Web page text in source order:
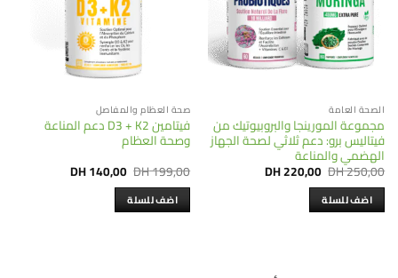
الصحة العامة
مجموعة المورينجا والبروبيوتيك من
فيتاليس برو: دعم ثلاثي لصحة الجهاز
الهضمي والمناعة
DH250,00
Original
price
was:
DH 250,00.
DH220,00
Current
price
اضف للسلة
صحة العظام والمفاصل
فيتامين D3 + K2 دعم المناعة
وصحة العظام
DH199,00
Original
price
was:
DH 199,00.
DH140,00
Current
price
اضف للسلة